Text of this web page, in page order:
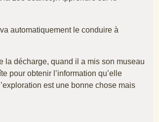
automatiquement le conduire à
la décharge, quand il a mis son museau
pour obtenir l’information qu’elle
est une bonne chose mais